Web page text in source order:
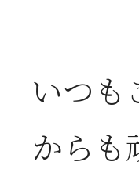
いつも
からも